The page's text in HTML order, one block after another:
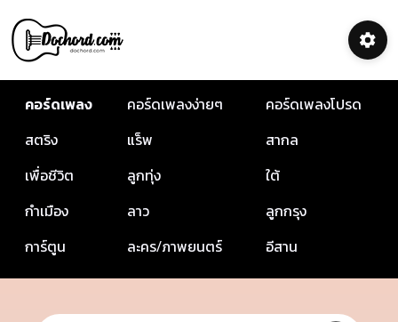
คอร์ดเพลง คอร์ดเพลงง่ายๆ
คอร์ดเพลงโปรด
สตริง
แร็พ
สากล
เพื่อชีวิต
ลูกทุ่ง
ใต้
กำเมือง
ลาว
ลูกกรุง
การ์ตูน
ละคร/ภาพยนตร์ อีสาน